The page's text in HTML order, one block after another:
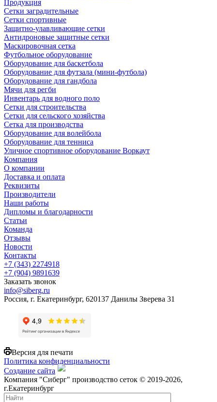
Продукция
Сетки заградительные
Сетки спортивные
Защитно-улавливающие сетки
Антидроновые защитные сетки
Маскировочная сетка
Футбольное оборудование
Оборудование для баскетбола
Оборудование для футзала (мини-футбола)
Оборудование для гандбола
Мячи для регби
Инвентарь для водного поло
Сетки для строительства
Сетки для сельского хозяйства
Сетка для производства
Оборудование для волейбола
Оборудование для тенниса
Уличное спортивное оборудование Воркаут
Компания
О компании
Доставка и оплата
Реквизиты
Производители
Наши работы
Дипломы и благодарности
Статьи
Команда
Отзывы
Новости
Контакты
+7 (343) 2274918
+7 (904) 9891639
Заказать звонок
info@siberg.ru
Россия, г. Екатеринбург, 620137 Данилы Зверева 31
Версия для печати
Политика конфиденциальности
Создание сайта
Компания "Сиберг" производство сеток © 2019-2026,
г.Екатеринбург